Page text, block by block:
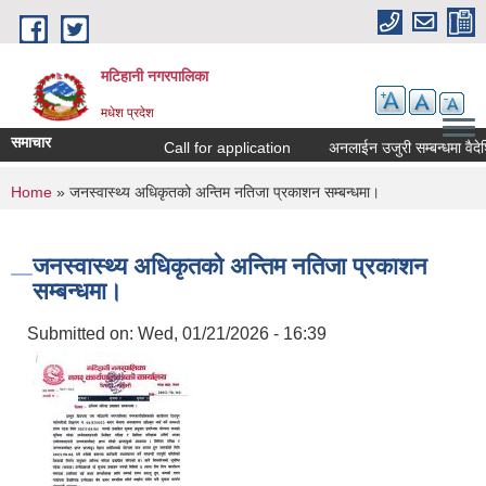
Skip to main content
मटिहानी नगरपालिका
मधेश प्रदेश
समाचार Call for application अनलाईन उजुरी सम्बन्धमा
You are here
Home » जनस्वास्थ्य अधिकृतको अन्तिम नतिजा प्रकाशन सम्बन्धमा।
जनस्वास्थ्य अधिकृतको अन्तिम नतिजा प्रकाशन
सम्बन्धमा।
Submitted on: Wed, 01/21/2026 - 16:39